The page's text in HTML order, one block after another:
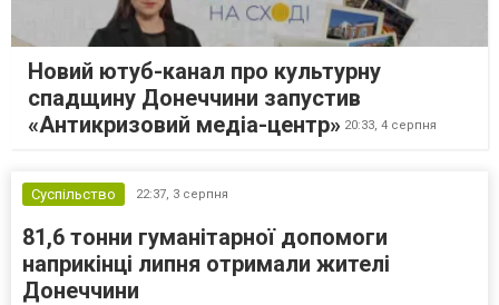
Новий ютуб-канал про культурну
спадщину Донеччини запустив
«Антикризовий медіа-центр» 20:33, 4 серпня
Суспільство 22:37, 3 серпня
81,6 тонни гуманітарної допомоги
наприкінці липня отримали жителі
Донеччини